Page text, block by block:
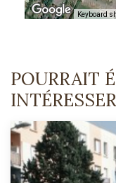
Keyboard
POURRAIT
INTÉRESSER